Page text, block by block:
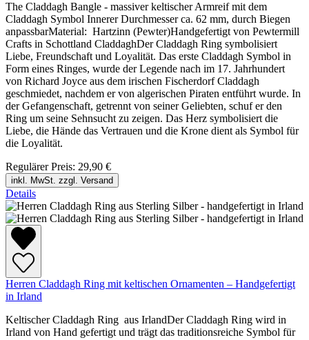
The Claddagh Bangle - massiver keltischer Armreif mit dem
Claddagh Symbol Innerer Durchmesser ca. 62 mm, durch Biegen
anpassbarMaterial: Hartzinn (Pewter)Handgefertigt von Pewtermill
Crafts in Schottland CladdaghDer Claddagh Ring symbolisiert
Liebe, Freundschaft und Loyalität. Das erste Claddagh Symbol in
Form eines Ringes, wurde der Legende nach im 17. Jahrhundert
von Richard Joyce aus dem irischen Fischerdorf Claddagh
geschmiedet, nachdem er von algerischen Piraten entführt wurde. In
der Gefangenschaft, getrennt von seiner Geliebten, schuf er den
Ring um seine Sehnsucht zu zeigen. Das Herz symbolisiert die
Liebe, die Hände das Vertrauen und die Krone dient als Symbol für
die Loyalität.
Regulärer Preis: 29,90 €
inkl. MwSt. zzgl. Versand
Details
Herren Claddagh Ring mit keltischen Ornamenten – Handgefertigt
in Irland
Keltischer Claddagh Ring aus IrlandDer Claddagh Ring wird in
Irland von Hand gefertigt und trägt das traditionsreiche Symbol für